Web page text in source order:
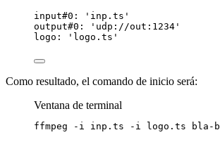
input#0: 'inp.ts'
output#0: 'udp://out:1234'
logo: 'logo.ts'
Como resultado, el comando de inicio será:
Ventana de terminal
ffmpeg -i inp.ts -i logo.ts bla-